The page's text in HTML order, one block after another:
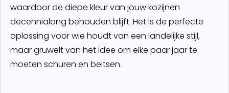
waardoor de diepe kleur van jouw kozijnen
decennialang behouden blijft. Het is de perfecte
oplossing voor wie houdt van een landelijke stijl,
maar gruwelt van het idee om elke paar jaar te
moeten schuren en beitsen.